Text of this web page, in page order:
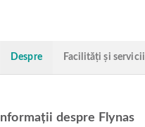
Despre Facilități și servicii
Informații despre Flynas